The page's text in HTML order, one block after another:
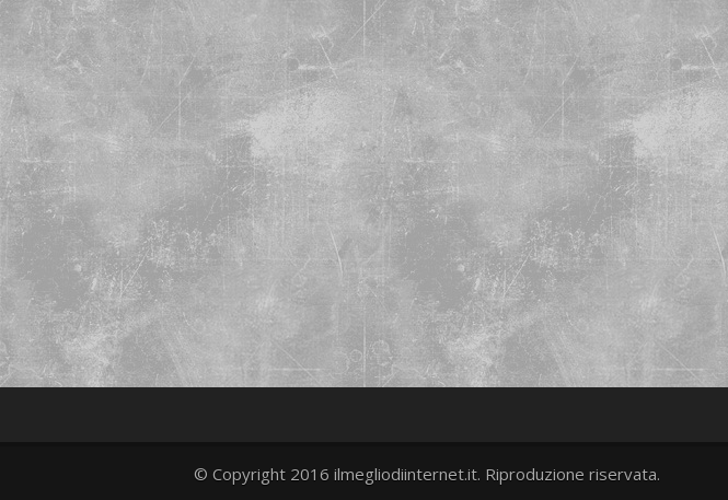
twittergoogleplus
facebook
© Copyright 2016 ilmegliodiinternet.it. Riproduzione riservata.